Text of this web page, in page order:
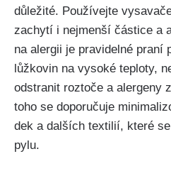
důležité. Používejte
zachytí i nejmenší částice a
na alergii je pravidelné praní
lůžkovin na vysoké teploty,
odstranit⁣ roztoče a alergeny
toho se doporučuje
dek a dalších textilií, které
pylu.